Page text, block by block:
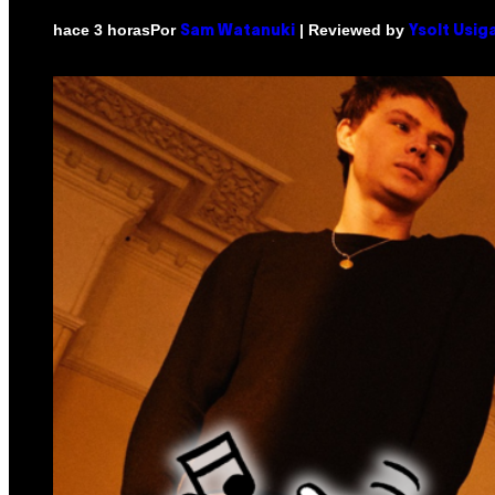
hace 3 horasPor Sam Watanuki | Reviewed by Ysolt